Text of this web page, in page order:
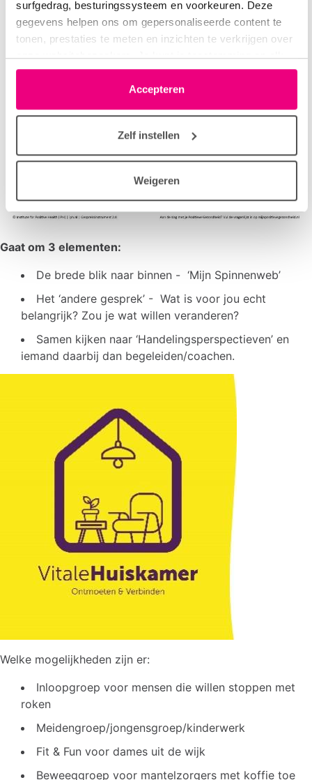
surfgedrag, besturingssysteem en voorkeuren. Deze
gegevens helpen ons om gepersonaliseerde content te
tonen, prestaties te meten en inzichten te verkrijgen over
onze websitebezoekers. Je kunt je toestemming op elk
moment wijzigen of intrekken via het cookie-icoontje
linksonder elke pagina. De lijst met partners is te vinden
in het tabblad “details”.
Accepteren
Zelf instellen
Weigeren
Gaat om 3 elementen:
De brede blik naar binnen - ‘Mijn Spinnenweb’
Het ‘andere gesprek’ - Wat is voor jou echt
belangrijk? Zou je wat willen veranderen?
Samen kijken naar ‘Handelingsperspectieven’ en
iemand daarbij dan begeleiden/coachen.
Welke mogelijkheden zijn er:
Inloopgroep voor mensen die willen stoppen met
roken
Meidengroep/jongensgroep/kinderwerk
Fit & Fun voor dames uit de wijk
Beweeggroep voor mantelzorgers met koffie toe